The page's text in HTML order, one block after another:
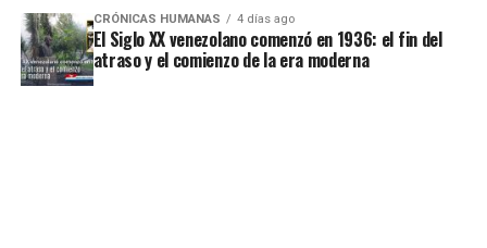
CRÓNICAS HUMANAS 4 días ago
El Siglo XX venezolano comenzó en 1936: el fin del
atraso y el comienzo de la era moderna